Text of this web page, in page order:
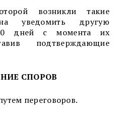
возникли такие
уведомить другую
дней с момента их
подтверждающие
СПОРОВ
переговоров.